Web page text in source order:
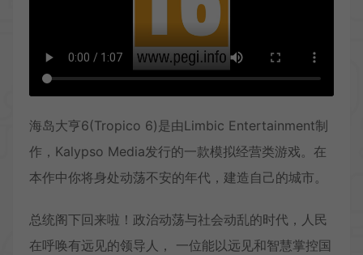
海岛大亨6(Tropico 6)是由Limbic Entertainment制
作，Kalypso Media发行的一款模拟经营类游戏。在
本作中你将身处动荡不安的年代，建造自己的城市。
总统阁下回来啦！政治动荡与社会动乱的时代，人民
在呼唤有远见的领导人， 一位能以远见和智慧掌控国